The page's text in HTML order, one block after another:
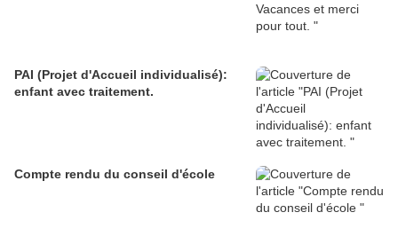
PAI (Projet d'Accueil individualisé):
enfant avec traitement.
Compte rendu du conseil d'école